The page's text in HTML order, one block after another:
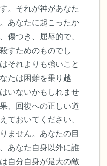
。それが神があなた
あなたに起こったか
傷つき、屈辱的で、
すためのものでし
それよりも強いこと
たは困難を乗り越
いないかもしれませ
、回復への正しい道
ておいてください、
ません。あなたの目
あなた自身以外に誰
自分自身が最大の敵